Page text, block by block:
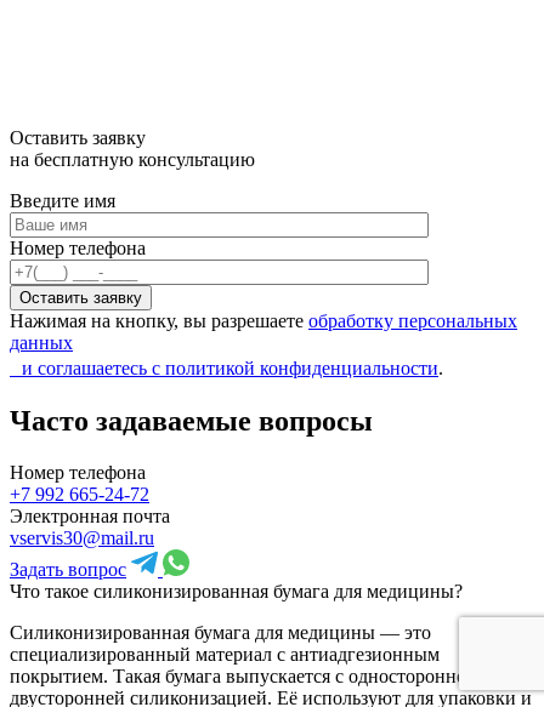
Оставить заявку
на бесплатную консультацию
Введите имя
Номер телефона
Оставить заявку
Нажимая на кнопку, вы разрешаете обработку персональных
данных
и соглашаетесь с политикой конфиденциальности.
Часто задаваемые вопросы
Номер телефона
+7 992 665-24-72
Электронная почта
vservis30@mail.ru
Задать вопрос
Что такое силиконизированная бумага для медицины?
Силиконизированная бумага для медицины — это
специализированный материал с антиадгезионным
покрытием. Такая бумага выпускается с односторонней или
двусторонней силиконизацией. Её используют для упаковки и